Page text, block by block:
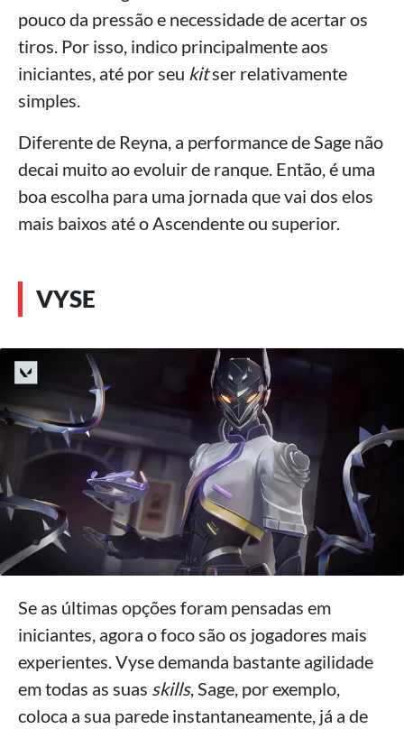
pouco da pressão e necessidade de acertar os
tiros. Por isso, indico principalmente aos
iniciantes, até por seu kitser relativamente
simples.
Diferente de Reyna, a performance de Sage não
decai muito ao evoluir de ranque. Então, é uma
boa escolha para uma jornada que vai dos elos
mais baixos até o Ascendente ou superior.
VYSE
Se as últimas opções foram pensadas em
iniciantes, agora o foco são os jogadores mais
experientes. Vyse demanda bastante agilidade
em todas as suas skills, Sage, por exemplo,
coloca a sua parede instantaneamente, já a de